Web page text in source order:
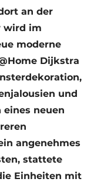
an der
wird im
moderne
Dijkstra
und
neuen
angenehmes
stattete
Einheiten mit